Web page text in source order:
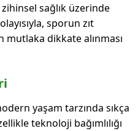
sağlık üzerinde
sporun zıt
mutlaka dikkate alınması
yaşam tarzında sıkça
teknoloji bağımlılığı